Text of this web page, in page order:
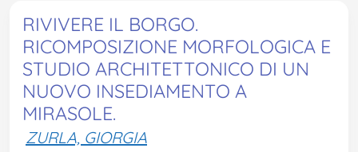
RIVIVERE IL BORGO.
RICOMPOSIZIONE MORFOLOGICA E
STUDIO ARCHITETTONICO DI UN
NUOVO INSEDIAMENTO A
MIRASOLE.
ZURLA, GIORGIA